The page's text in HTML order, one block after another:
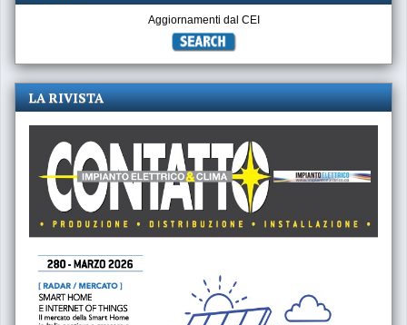
Aggiornamenti dal CEI
LA RIVISTA